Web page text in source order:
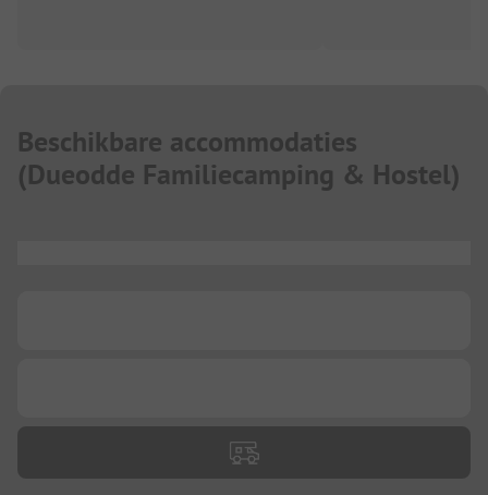
Beschikbare accommodaties
(Dueodde Familiecamping & Hostel)